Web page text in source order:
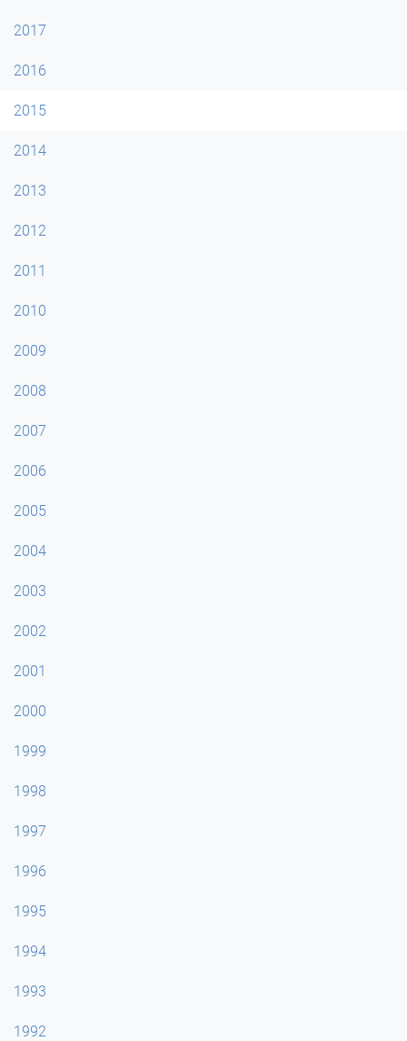
2017
2016
2015
2014
2013
2012
2011
2010
2009
2008
2007
2006
2005
2004
2003
2002
2001
2000
1999
1998
1997
1996
1995
1994
1993
1992